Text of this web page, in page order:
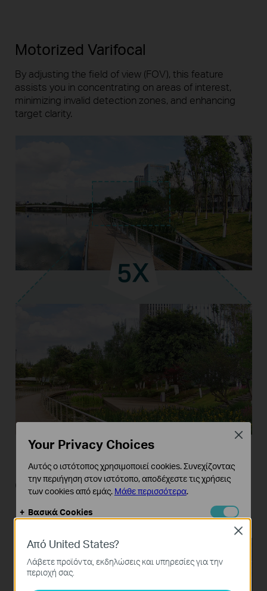
Motorized Varifocal
By adjusting the field of view (FOV), this feature
assists you in concentrating on areas of interest,
minimizing invalid detection zones, and enhancing
target clarity.
Outstanding Zooming
Performance
Από United States?
Λάβετε προϊόντα, εκδηλώσεις και υπηρεσίες για την
περιοχή σας.
Close
Your Privacy Choices
Αυτός ο ιστότοπος χρησιμοποιεί cookies. Συνεχίζοντας
την περιήγηση στον ιστότοπο, αποδέχεστε τις χρήσεις
των cookies από εμάς. Μάθε περισσότερα.
Βασικά Cookies
Αυτά τα cookie είναι απαραίτητα για τη λειτουργία του
ιστότοπου και δεν μπορούν να απενεργοποιηθούν στα
συστήματά σας.
Cookies Ανάλυσης και Μάρκετινγκ
Close